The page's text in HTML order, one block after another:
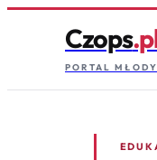
Czops
PORTAL